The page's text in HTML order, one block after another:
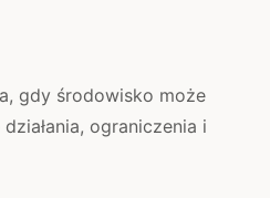
gdy środowisko może
ograniczenia i